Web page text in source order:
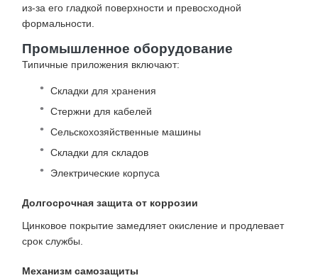
из-за его гладкой поверхности и превосходной
формальности.
Промышленное оборудование
Типичные приложения включают:
Складки для хранения
Стержни для кабелей
Сельскохозяйственные машины
Складки для складов
Электрические корпуса
Долгосрочная защита от коррозии
Цинковое покрытие замедляет окисление и продлевает
срок службы.
Механизм самозащиты